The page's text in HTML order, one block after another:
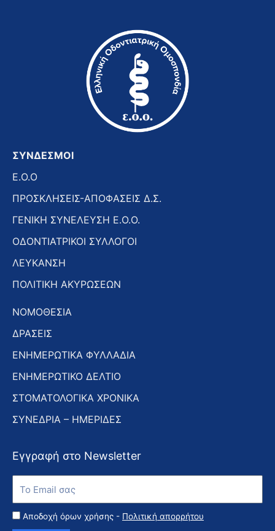
ΣΥΝΔΕΣΜΟΙ
E.O.O
ΠΡΟΣΚΛΗΣΕΙΣ-ΑΠΟΦΑΣΕΙΣ Δ.Σ.
ΓΕΝΙΚΗ ΣΥΝΕΛΕΥΣΗ Ε.Ο.Ο.
ΟΔΟΝΤΙΑΤΡΙΚΟΙ ΣΥΛΛΟΓΟΙ
ΛΕΥΚΑΝΣΗ
ΠΟΛΙΤΙΚΗ ΑΚΥΡΩΣΕΩΝ
ΝΟΜΟΘΕΣΙΑ
ΔΡΑΣΕΙΣ
ΕΝΗΜΕΡΩΤΙΚΑ ΦΥΛΛΑΔΙΑ
ΕΝΗΜΕΡΩΤΙΚΟ ΔΕΛΤΙΟ
ΣΤΟΜΑΤΟΛΟΓΙΚΑ ΧΡΟΝΙΚΑ
ΣΥΝΕΔΡΙΑ – ΗΜΕΡΙΔΕΣ
Εγγραφή στο Newsletter
στο
Newsletter
Αποδοχή όρων χρήσης - Πολιτική απορρήτου